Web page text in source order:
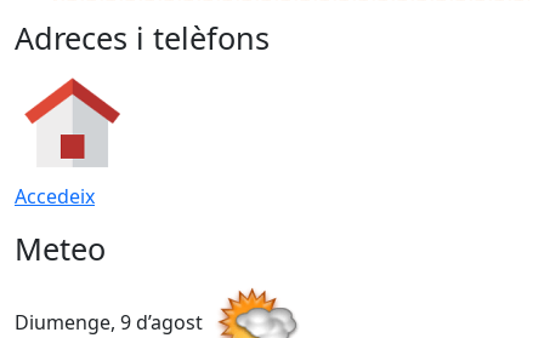
Adreces i telèfons
Accedeix
Meteo
Diumenge, 9 d’agost